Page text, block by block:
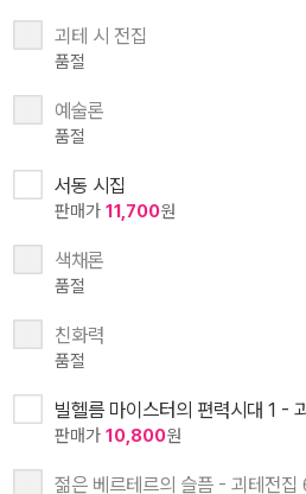
괴테 시 전집
품절
예술론
품절
서동 시집
판매가 11,700원
색채론
품절
친화력
품절
빌헬름 마이스터의 편력시대 1 -
판매가 10,800원
젊은 베르테르의 슬픔 - 괴테전집